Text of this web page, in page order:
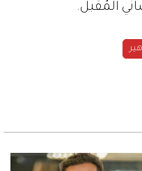
المُقبل.